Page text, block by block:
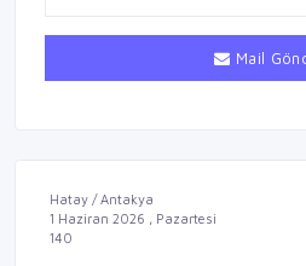
Mail
Hatay / Antakya
1 Haziran 2026 , Pazartesi
140